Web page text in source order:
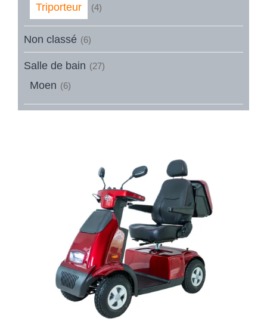
Triporteur (4)
Non classé (6)
Salle de bain (27)
Moen (6)